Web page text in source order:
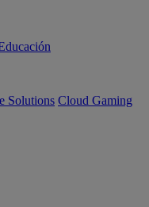
Solutions Cloud Gaming